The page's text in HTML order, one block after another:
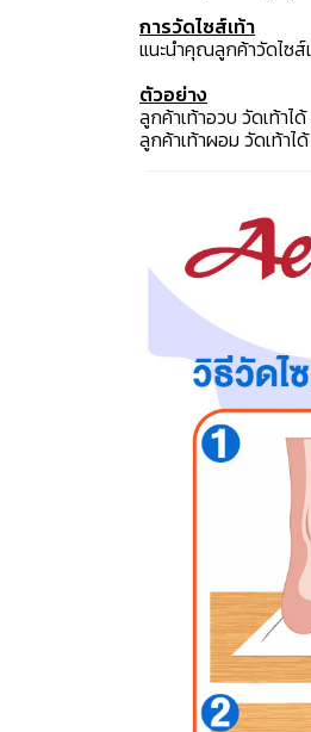
การวัดไซส์เท้า
แนะนำคุณลูกค้าวัดไซส์
ตัวอย่าง
ลูกค้าเท้าอวบ วัดเท้าไ
ลูกค้าเท้าผอม วัดเท้าไ